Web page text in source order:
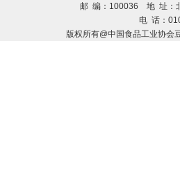
邮 编：100036 地 址：
电 话：
版权所有@中国食品工业协